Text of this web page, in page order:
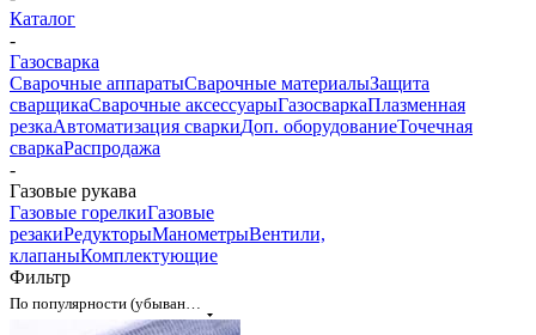
Каталог
-
Газосварка
Сварочные аппаратыСварочные материалыЗащита
сварщикаСварочные аксессуарыГазосваркаПлазменная
резкаАвтоматизация сваркиДоп. оборудованиеТочечная
сваркаРаспродажа
-
Газовые рукава
Газовые горелкиГазовые
резакиРедукторыМанометрыВентили,
клапаныКомплектующие
Фильтр